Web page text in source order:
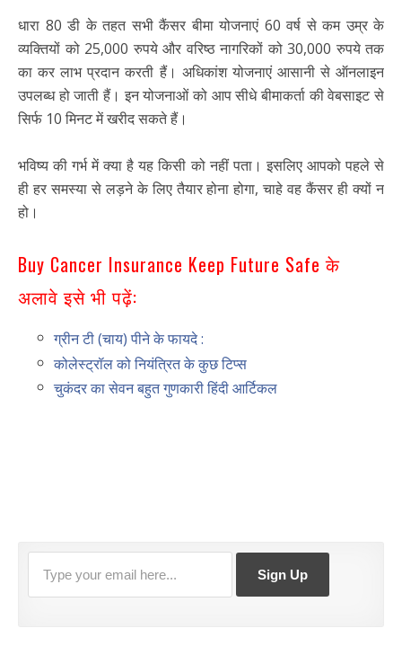
धारा 80 डी के तहत सभी कैंसर बीमा योजनाएं 60 वर्ष से कम उम्र के
व्यक्तियों को 25,000 रुपये और वरिष्ठ नागरिकों को 30,000 रुपये तक
का कर लाभ प्रदान करती हैं। अधिकांश योजनाएं आसानी से ऑनलाइन
उपलब्ध हो जाती हैं। इन योजनाओं को आप सीधे बीमाकर्ता की वेबसाइट से
सिर्फ 10 मिनट में खरीद सकते हैं।
भविष्य की गर्भ में क्या है यह किसी को नहीं पता। इसलिए आपको पहले से
ही हर समस्या से लड़ने के लिए तैयार होना होगा, चाहे वह कैंसर ही क्यों न
हो।
Buy Cancer Insurance Keep Future Safe के
अलावे इसे भी पढ़ें:
ग्रीन टी (चाय) पीने के फायदे :
कोलेस्ट्रॉल को नियंत्रित के कुछ टिप्स
चुकंदर का सेवन बहुत गुणकारी हिंदी आर्टिकल